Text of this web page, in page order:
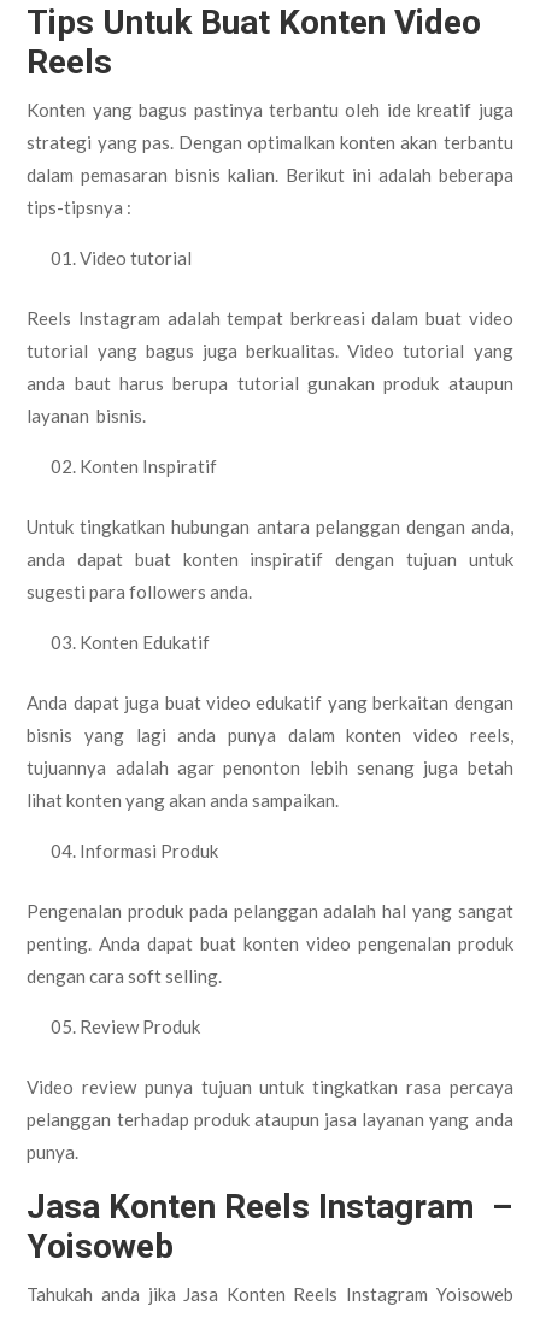
Tips Untuk Buat Konten Video
Reels
Konten yang bagus pastinya terbantu oleh ide kreatif juga
strategi yang pas. Dengan optimalkan konten akan terbantu
dalam pemasaran bisnis kalian. Berikut ini adalah beberapa
tips-tipsnya :
Video tutorial
Reels Instagram adalah tempat berkreasi dalam buat video
tutorial yang bagus juga berkualitas. Video tutorial yang
anda baut harus berupa tutorial gunakan produk ataupun
layanan bisnis.
Konten Inspiratif
Untuk tingkatkan hubungan antara pelanggan dengan anda,
anda dapat buat konten inspiratif dengan tujuan untuk
sugesti para followers anda.
Konten Edukatif
Anda dapat juga buat video edukatif yang berkaitan dengan
bisnis yang lagi anda punya dalam konten video reels,
tujuannya adalah agar penonton lebih senang juga betah
lihat konten yang akan anda sampaikan.
Informasi Produk
Pengenalan produk pada pelanggan adalah hal yang sangat
penting. Anda dapat buat konten video pengenalan produk
dengan cara soft selling.
Review Produk
Video review punya tujuan untuk tingkatkan rasa percaya
pelanggan terhadap produk ataupun jasa layanan yang anda
punya.
Jasa Konten Reels Instagram –
Yoisoweb
Tahukah anda jika Jasa Konten Reels Instagram Yoisoweb